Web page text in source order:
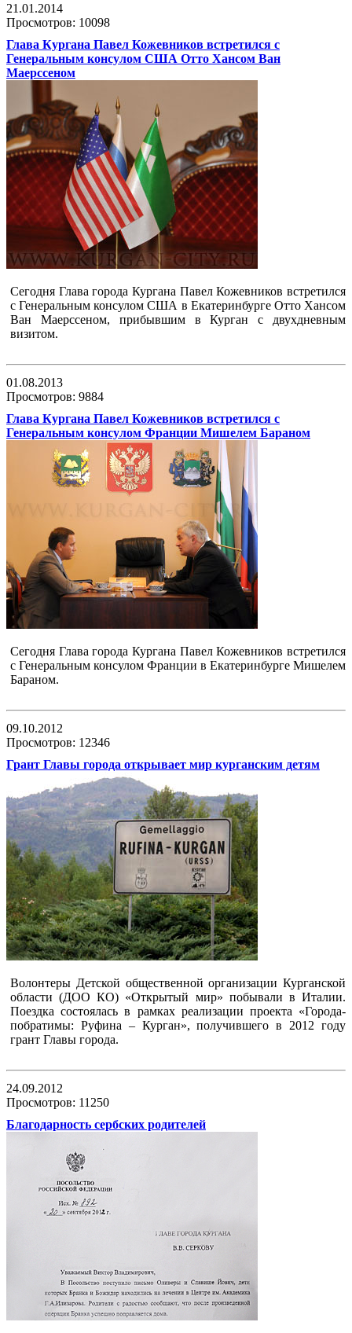
21.01.2014
Просмотров: 10098
Глава Кургана Павел Кожевников встретился с
Генеральным консулом США Отто Хансом Ван
Маерссеном
Сегодня Глава города Кургана Павел Кожевников встретился
с Генеральным консулом США в Екатеринбурге Отто Хансом
Ван Маерссеном, прибывшим в Курган с двухдневным
визитом.
01.08.2013
Просмотров: 9884
Глава Кургана Павел Кожевников встретился с
Генеральным консулом Франции Мишелем Бараном
Сегодня Глава города Кургана Павел Кожевников встретился
с Генеральным консулом Франции в Екатеринбурге Мишелем
Бараном.
09.10.2012
Просмотров: 12346
Грант Главы города открывает мир курганским детям
Волонтеры Детской общественной организации Курганской
области (ДОО КО) «Открытый мир» побывали в Италии.
Поездка состоялась в рамках реализации проекта «Города-
побратимы: Руфина – Курган», получившего в 2012 году
грант Главы города.
24.09.2012
Просмотров: 11250
Благодарность сербских родителей